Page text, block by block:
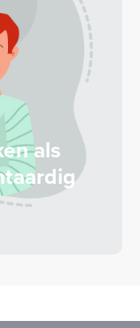
als